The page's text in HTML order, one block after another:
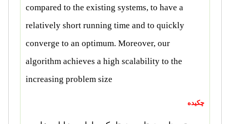
compared to the existing systems, to have a
relatively short running time and to quickly
converge to an optimum. Moreover, our
algorithm achieves a high scalability to the
increasing problem size
چکیده